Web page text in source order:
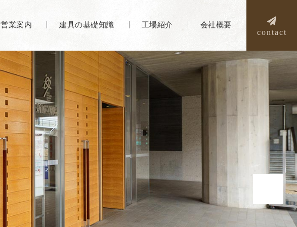
営業案内 建具の基礎知識 工場紹介 会社概要
contact